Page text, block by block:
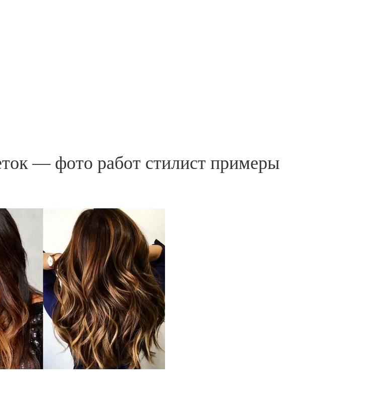
— фото работ стилист примеры